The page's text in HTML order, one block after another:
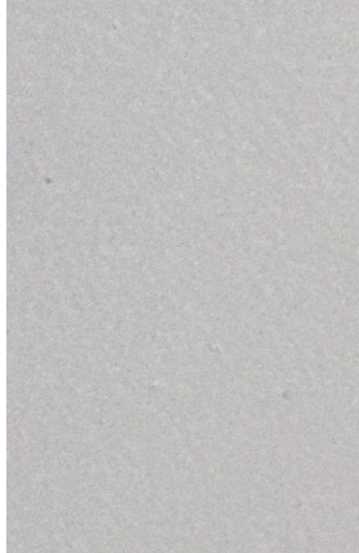
работников сортировочного отделения тянет за трос
подает сигнал в общую систему управления и система
- Останов конвейерной линии в автоматическом режиме
и мотор-редукторы, при резких скачках напряжения в
ООО «Эталон Эко»
Комплексы переработки ТКО и сопутствующее
компакторы. Бункеры и контейнеры. Оборудование для
Новости